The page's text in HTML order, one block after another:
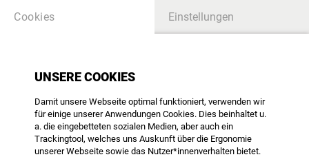
SUCHE
Cookies Einstellungen
UNSERE COOKIES
Damit unsere Webseite optimal funktioniert, verwenden wir
für einige unserer Anwendungen Cookies. Dies beinhaltet u.
a. die eingebetteten sozialen Medien, aber auch ein
Trackingtool, welches uns Auskunft über die Ergonomie
unserer Webseite sowie das Nutzer*innenverhalten bietet.